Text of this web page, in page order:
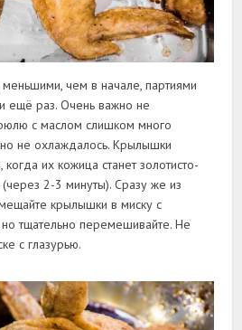
меньшими, чем в начале, партиями
ещё раз. Очень важно не
с маслом слишком много
не охлаждалось. Крылышки
когда их кожица станет золотисто-
2-3 минуты). Сразу же из
крылышки в миску с
тщательно перемешивайте. Не
с глазурью.